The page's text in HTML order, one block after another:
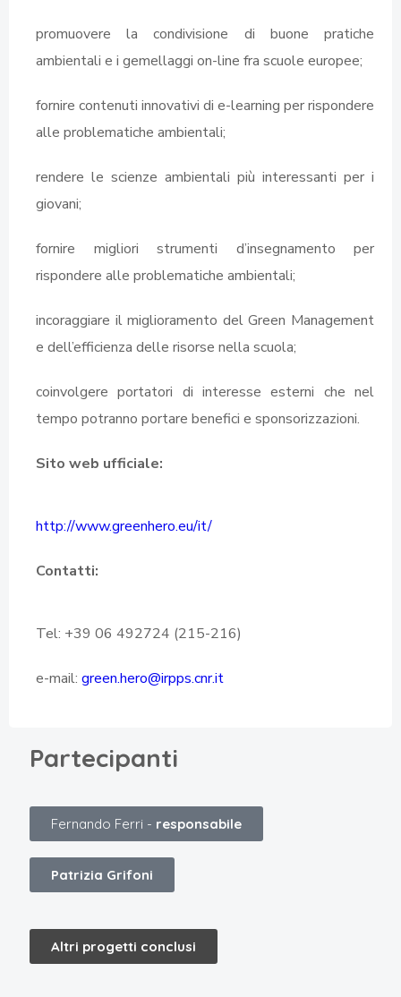
promuovere la condivisione di buone pratiche
ambientali e i gemellaggi on-line fra scuole europee;
fornire contenuti innovativi di e-learning per rispondere
alle problematiche ambientali;
rendere le scienze ambientali più interessanti per i
giovani;
fornire migliori strumenti d’insegnamento per
rispondere alle problematiche ambientali;
incoraggiare il miglioramento del Green Management
e dell’efficienza delle risorse nella scuola;
coinvolgere portatori di interesse esterni che nel
tempo potranno portare benefici e sponsorizzazioni.
Sito web ufficiale:
http://www.greenhero.eu/it/
Contatti:
Tel: +39 06 492724 (215-216)
e-mail: green.hero@irpps.cnr.it
Partecipanti
Fernando Ferri - responsabile
Patrizia Grifoni
Altri progetti conclusi